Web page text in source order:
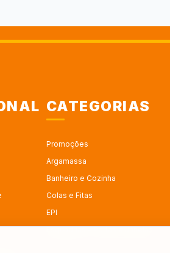
CATEGORIAS
Promoções
Argamassa
Banheiro e Cozinha
Colas e Fitas
EPI
Esquadrias - Portas e Janelas